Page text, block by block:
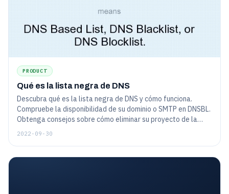
PRODUCT
Qué es la lista negra de DNS
Descubra qué es la lista negra de DNS y cómo funciona.
Compruebe la disponibilidad de su dominio o SMTP en DNSBL.
Obtenga consejos sobre cómo eliminar su proyecto de la
base de datos de spam, así como consejos sobre cómo evitar
2022-09-30